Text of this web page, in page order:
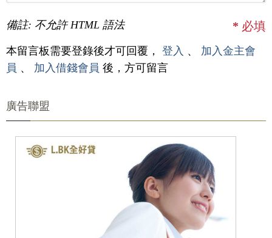
備註: 不允許 HTML 語法 * 必填
本留言板需要登錄後才可回覆， 登入 、 加入金主會
員 、 加入借錢會員 後，方可留言
廣告聯盟